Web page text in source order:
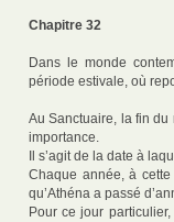
Chapitre 32
Dans le monde
période estivale, où
Au Sanctuaire, la fin du
importance.
Il s’agit de la date à
Chaque année, à
qu’Athéna a passé
Pour ce jour